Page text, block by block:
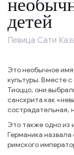
детей
Певица Сати
Это необычное
культуры. Вместе
Тиоццо, они
санскрита как
сострадательная,
Это также одно из
Германика назвала
римского